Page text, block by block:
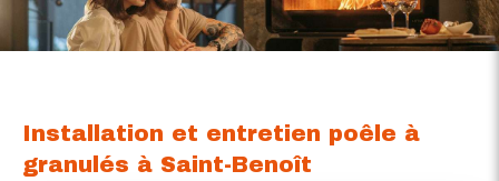
Installation et entretien poêle à
granulés à Saint-Benoît